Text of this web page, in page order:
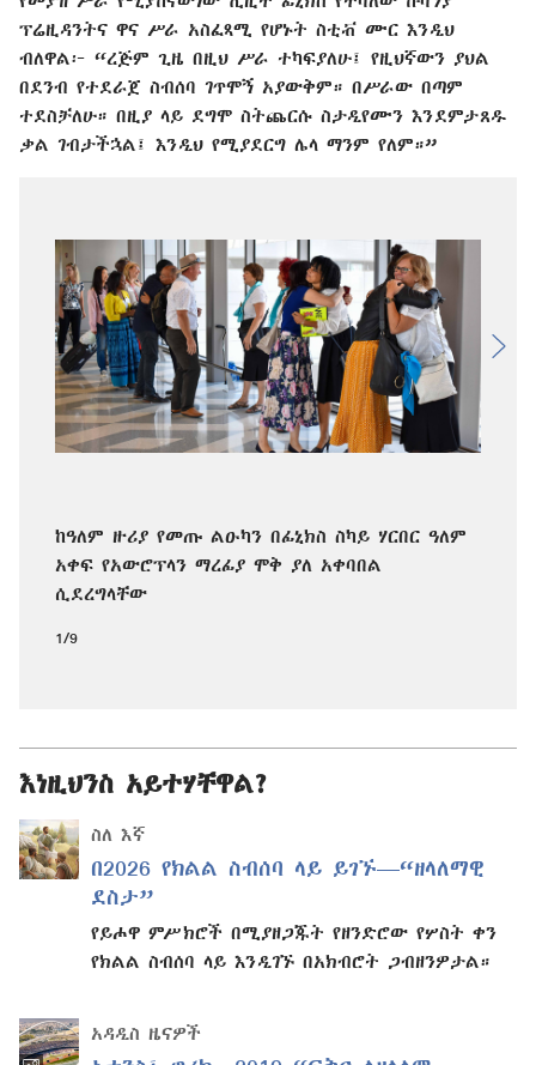
ፕሬዚዳንትና ዋና ሥራ አስፈጻሚ የሆኑት ስቲቭ ሙር እንዲህ
ብለዋል፦ “ረጅም ጊዜ በዚህ ሥራ ተካፍያለሁ፤ የዚህኛውን ያህል
በደንብ የተደራጀ ስብሰባ ገጥሞኝ አያውቅም። በሥራው በጣም
ተደስቻለሁ። በዚያ ላይ ደግሞ ስትጨርሱ ስታዲየሙን እንደምታጸዱ
ቃል ገብታችኋል፤ እንዲህ የሚያደርግ ሌላ ማንም የለም።”
ከዓለም ዙሪያ የመጡ ልዑካን በፊኒክስ ስካይ ሃርበር ዓለም
አቀፍ የአውሮፕላን ማረፊያ ሞቅ ያለ አቀባበል
ሲደረግላቸው
1/9
እነዚህንስ አይተሃቸዋል?
ስለ እኛ
በ2026 የክልል ስብሰባ ላይ ይገኙ—“ዘላለማዊ
ደስታ”
የይሖዋ ምሥክሮች በሚያዘጋጁት የዘንድሮው የሦስት ቀን
የክልል ስብሰባ ላይ እንዲገኙ በአክብሮት ጋብዘንዎታል።
አዳዲስ ዜናዎች